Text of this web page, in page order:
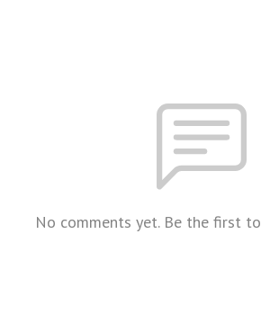
No comments yet. Be the first